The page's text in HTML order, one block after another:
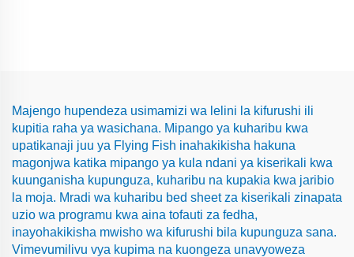
Majengo hupendeza usimamizi wa lelini la kifurushi ili
kupitia raha ya wasichana. Mipango ya kuharibu kwa
upatikanaji juu ya Flying Fish inahakikisha hakuna
magonjwa katika mipango ya kula ndani ya kiserikali kwa
kuunganisha kupunguza, kuharibu na kupakia kwa jaribio
la moja. Mradi wa kuharibu bed sheet za kiserikali zinapata
uzio wa programu kwa aina tofauti za fedha,
inayohakikisha mwisho wa kifurushi bila kupunguza sana.
Vimevumilivu vya kupima na kuongeza unavyoweza